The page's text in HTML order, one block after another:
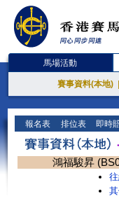
馬場活動
賽事資料(本地)
報名表 排位表 即時
鴻福駿昇